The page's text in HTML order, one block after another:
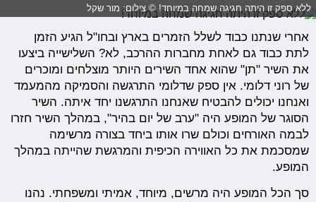
ללא ספק זו היתה חגיגה שמחה במיוחד! © צילום: מור שקל
אחרי שנתנו כבוד לשלל הזמרים בארץ ובחו"ל הגיע הזמן
לתת כבוד גם לאחת מחברות ההרכב, לא? השלישייה ביצעו
את השיר "תן" שהוא אחד השירים היותר מוצלחים ומוכרים
של רוני דלומי. אין ספק שדלומי התרגשה והסמיקה מהמעמד
ואנחנו יכולים להבטיח שאנחנו התרגשנו יחד איתה. השיר
הסוגר של המופע היה "ערב של יום בהיר", במהלך השיר חזרו
לבמה האורחים וכולם שרו אותו ביחד בצורה מרשימה
שמסכמת את כל האווירה הכיפית והמרגשת שהייתה במהלך
המופע.
סך הכל המופע היה מרשים, מיוחד, אמיתי ומשפחתי. נהנו